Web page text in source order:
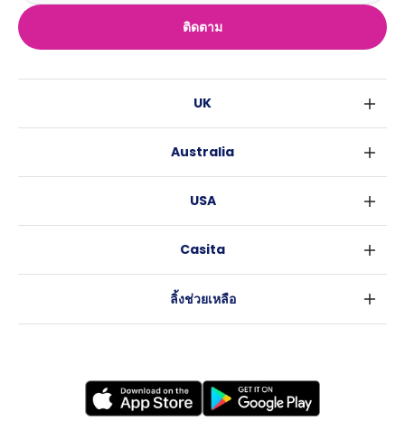
ติดตาม
UK
เอดินเบอระ
ลีดส์
โคเวนทรี
เลสเตอร์
Australia
บริสเบน
อะเดลายด์
USA
แอตแลนตา
Casita
ลิ้งช่วยเหลือ